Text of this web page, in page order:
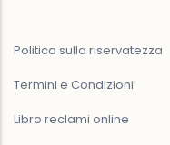
Politica sulla riservatezza
Termini e Condizioni
Libro reclami online